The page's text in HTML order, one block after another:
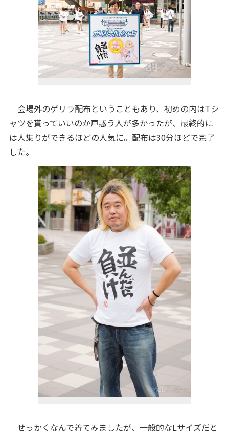
会場外のゲリラ配布ということもあり、初めの内はTシ
ャツを貰っていいのか戸惑う人が多かったが、最終的に
は人集りができるほどの人気に。配布は30分ほどで完了
した。
せっかくなんで着てみましたが、一般的なLサイズだと